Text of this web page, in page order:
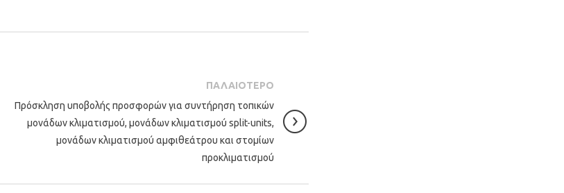
ΠΑΛΑΙΟΤΕΡΟ
Πρόσκληση υποβολής προσφορών για συντήρηση τοπικών
μονάδων κλιματισμού, μονάδων κλιματισμού split-units,
μονάδων κλιματισμού αμφιθεάτρου και στομίων
προκλιματισμού